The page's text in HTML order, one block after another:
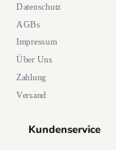
Datenschutz
AGBs
Impressum
Über Uns
Zahlung
Versand
Kundenservice